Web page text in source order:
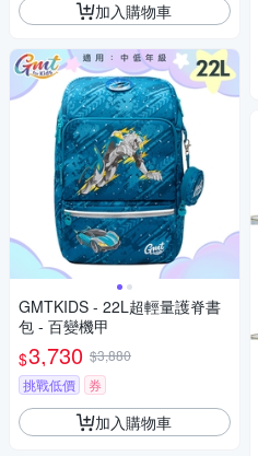
加入購物車
GMTKIDS - 22L超輕量護脊書
包 - 百變機甲
$3,730 $3,880
挑戰低價
券
加入購物車